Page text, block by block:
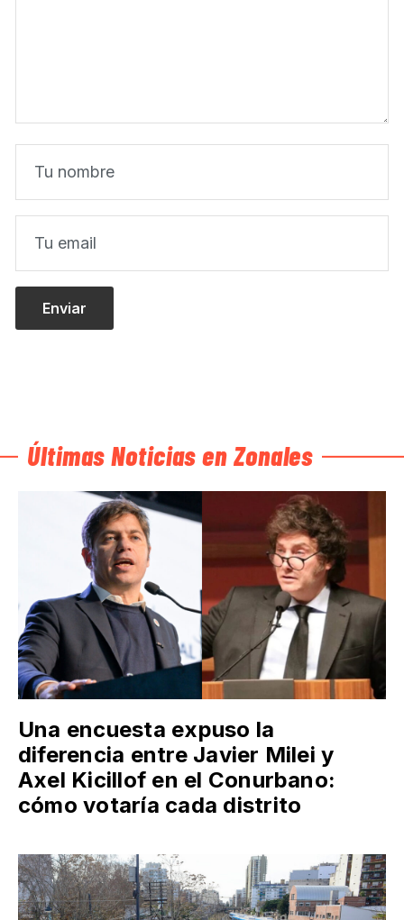
Últimas Noticias en Zonales
Una encuesta expuso la
diferencia entre Javier Milei y
Axel Kicillof en el Conurbano:
cómo votaría cada distrito